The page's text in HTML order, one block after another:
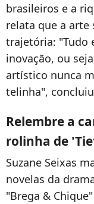
brasileiros e a
relata que a arte
trajetória: "Tudo
inovação, ou
artístico nunca
telinha",
Relembre a
rolinha de
Suzane Seixas
novelas da
"Brega &